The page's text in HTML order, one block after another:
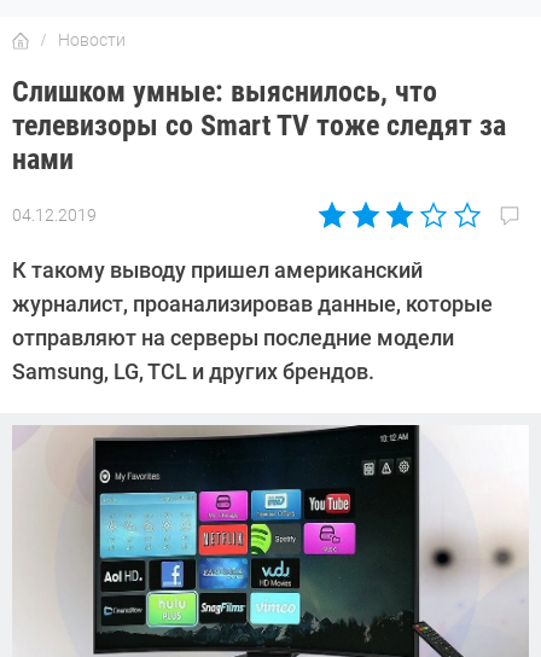
Новости
Слишком умные: выяснилось, что
телевизоры со Smart TV тоже следят за
нами
04.12.2019
Автор:
Кошик
К такому выводу пришел американский
журналист, проанализировав данные, которые
отправляют на серверы последние модели
Samsung, LG, TCL и других брендов.